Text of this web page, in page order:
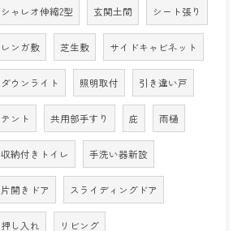
シャレオ伸縮2型 玄関土間 シート張り
レンガ敷 芝生敷 サイドキャビネット
ダウンライト 照明取付 引き違い戸
テント 共用部手すり 庇 雨樋
収納付きトイレ 手洗い器新設
片開きドア スライディングドア
押し入れ リビング